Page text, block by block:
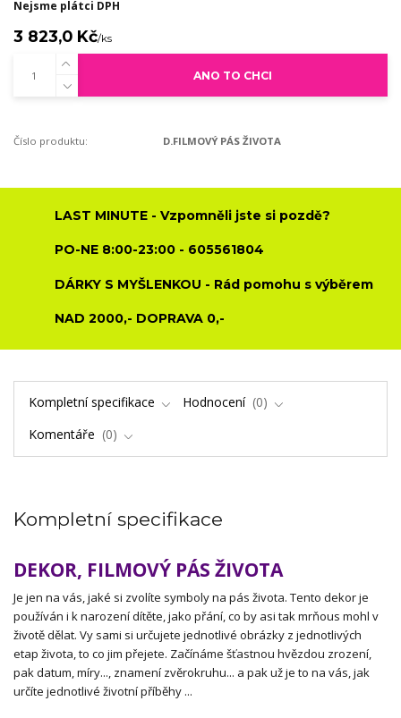
Nejsme plátci DPH
3 823,0 Kč/ks
ANO TO CHCI
Číslo produktu: D.FILMOVÝ PÁS ŽIVOTA
LAST MINUTE - Vzpomněli jste si pozdě?
PO-NE 8:00-23:00 - 605561804
DÁRKY S MYŠLENKOU - Rád pomohu s výběrem
NAD 2000,- DOPRAVA 0,-
Kompletní specifikace Hodnocení
0
Komentáře
0
Kompletní specifikace
DEKOR, FILMOVÝ PÁS ŽIVOTA
Je jen na vás, jaké si zvolíte symboly na pás života. Tento dekor je
používán i k narození dítěte, jako přání, co by asi tak mrňous mohl v
životě dělat. Vy sami si určujete jednotlivé obrázky z jednotlivých
etap života, to co jim přejete. Začínáme šťastnou hvězdou zrození,
pak datum, míry..., znamení zvěrokruhu... a pak už je to na vás, jak
určíte jednotlivé životní příběhy ...